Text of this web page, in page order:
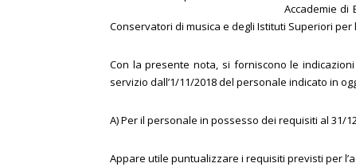
Accademie di
Conservatori di musica e degli Istituti Superiori per
Con la presente nota, si forniscono le
servizio dall’1/11/2018 del personale indicato in
A) Per il personale in possesso dei requisiti al 31/
Appare utile puntualizzare i requisiti previsti per